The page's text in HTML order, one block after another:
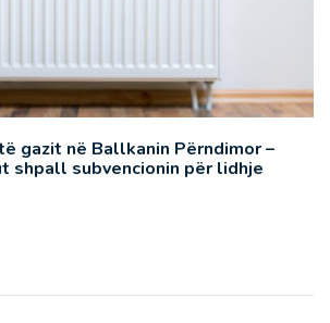
gazit në Ballkanin Përndimor –
shpall subvencionin për lidhje